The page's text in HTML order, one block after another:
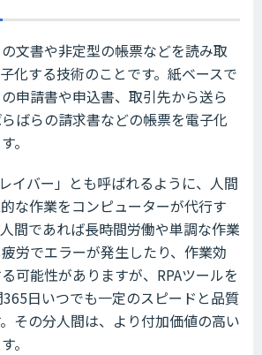
文書や非定型の帳票などを読み取
化する技術のことです。紙ベースで
申請書や申込書、取引先から送ら
ばらの請求書などの帳票を電子化
。
イバー」とも呼ばれるように、人間
な作業をコンピューターが代行す
間であれば長時間労働や単調な作業
労でエラーが発生したり、作業効
可能性がありますが、RPAツールを
日いつでも一定のスピードと品質
その分人間は、より付加価値の高い
。